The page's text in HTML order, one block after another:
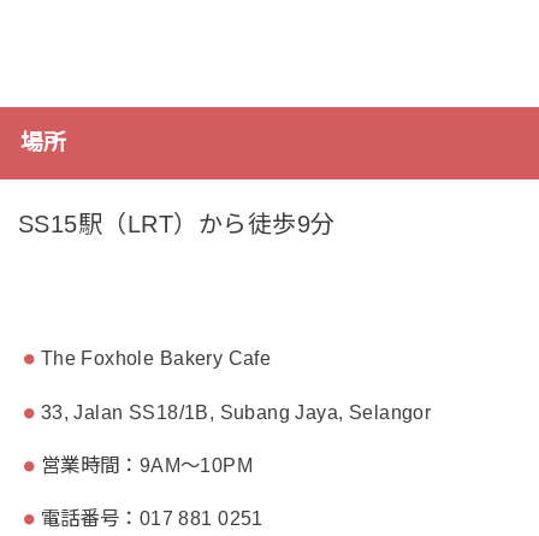
場所
SS15駅（LRT）から徒歩9分
The Foxhole Bakery Cafe
33, Jalan SS18/1B, Subang Jaya, Selangor
営業時間：9AM～10PM
電話番号：017 881 0251